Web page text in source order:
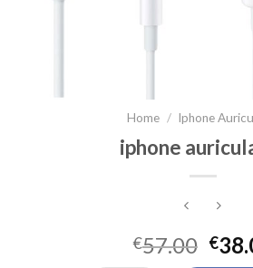
Home / Iphone
iphone
€57.00 €